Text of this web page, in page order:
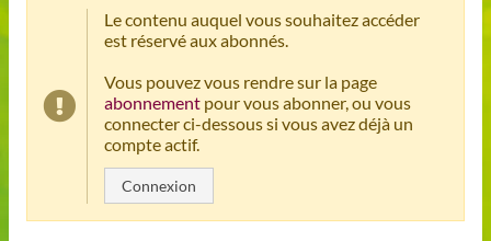
Le contenu auquel vous souhaitez accéder
est réservé aux abonnés.
Vous pouvez vous rendre sur la page
abonnementpour vous abonner, ou vous
connecter ci-dessous si vous avez déjà un
compte actif.
Connexion